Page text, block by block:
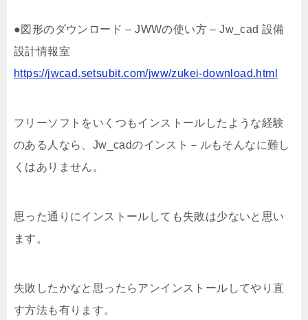
●図形のダウンロード – JWWの使い方 – Jw_cad 設備
設計情報室
https://jwcad.setsubit.com/jww/zukei-download.html
フリーソフトをいくつもインストールしたような経験
のある人なら、Jw_cadのインスト－ルもそんなに難し
くはありません。
思った通りにインストールしても失敗は少ないと思い
ます。
失敗したかなと思ったらアンインストールしてやり直
す方法も有ります。